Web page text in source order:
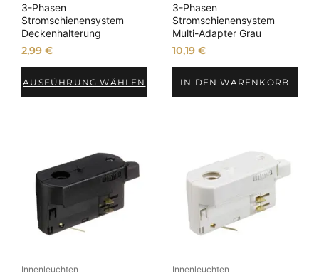
3-Phasen
Stromschienensystem
Deckenhalterung
2,99€
AUSFÜHRUNG WÄHLEN
3-Phasen
Stromschienensystem
Multi-Adapter Grau
10,19 €
IN DEN WARENKORB
Innenleuchten Innenleuchten